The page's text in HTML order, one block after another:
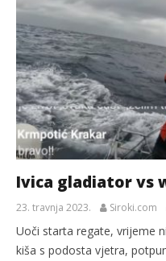
Ivica gladiator vs
23. travnja 2023. Siroki.com
Uoči starta regate, vrijeme
kiša s podosta vjetra,